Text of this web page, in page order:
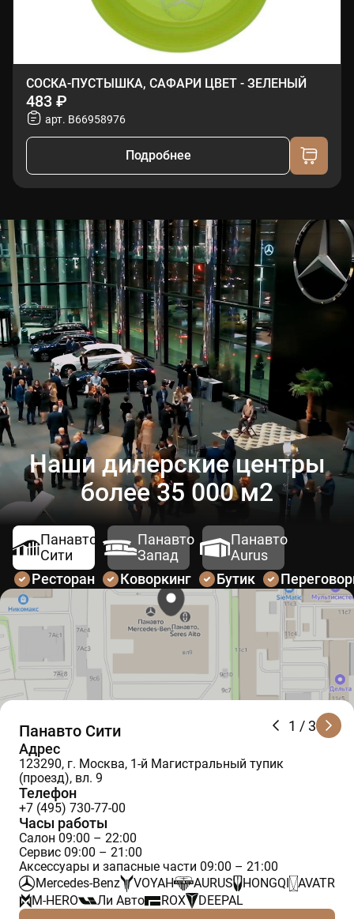
СОСКА-ПУСТЫШКА, САФАРИ ЦВЕТ - ЗЕЛЕНЫЙ
483 ₽
арт. B66958976
Подробнее
Наши дилерские центры
более 35 000 м2
Панавто
Сити
Панавто
Запад
Панавто
Aurus
Ресторан
Коворкинг Бутик
1 / 3
Панавто Сити
Адрес
123290, г. Москва, 1-й Магистральный тупик
(проезд), вл. 9
Телефон
+7 (495) 730-77-00
Часы работы
Салон 09:00 – 22:00
Сервис 09:00 – 21:00
Аксессуары и запасные части 09:00 – 21:00
Mercedes-Benz
VOYAH AURUS HONGQI
AVATR
M-HERO
Ли Авто ROX
DEEPAL